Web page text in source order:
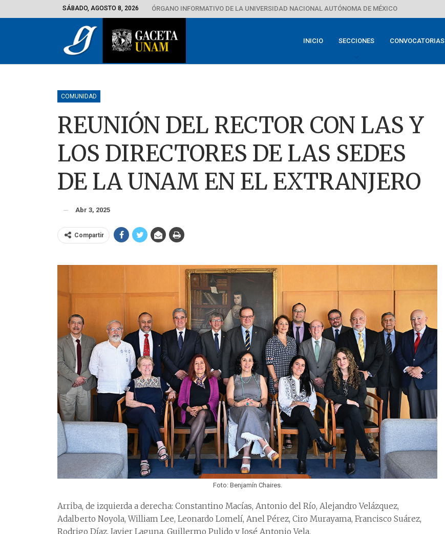
SÁBADO, AGOSTO 8, 2026 ÓRGANO INFORMATIVO DE LA UNIVERSIDAD NACIONAL AUTÓNOMA DE MÉXICO
INICIO SECCIONES CONVOCATORIAS
COMUNIDAD
REUNIÓN DEL RECTOR CON LAS Y
LOS DIRECTORES DE LAS SEDES
DE LA UNAM EN EL EXTRANJERO
Abr 3, 2025
Compartir
Foto: Benjamín Chaires.
Arriba, de izquierda a derecha: Constantino Macías, Antonio del Río, Alejandro Velázquez,
Adalberto Noyola, William Lee, Leonardo Lomelí, Anel Pérez, Ciro Murayama, Francisco Suárez,
Rodrigo Díaz, Javier Laguna, Guillermo Pulido y José Antonio Vela.